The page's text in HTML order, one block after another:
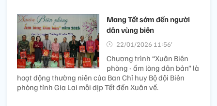
Mang Tết sớm đến người
dân vùng biên
22/01/2026 11:56’
Chương trình “Xuân Biên
phòng - ấm lòng dân bản” là
hoạt động thường niên của Ban Chỉ huy Bộ đội Biên
phòng tỉnh Gia Lai mỗi dịp Tết đến Xuân về.